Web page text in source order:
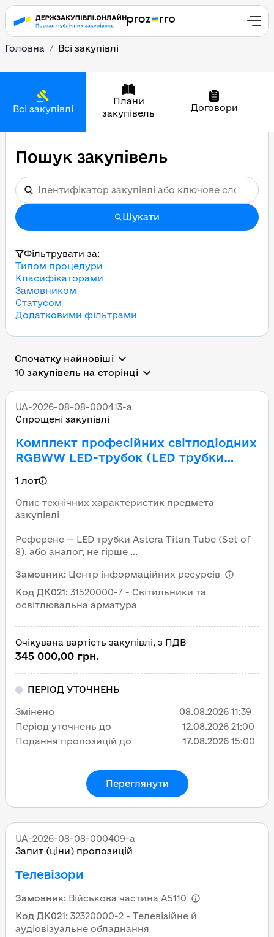
Головна Всі закупівлі
Всі закупівлі
Плани
закупівель
Договори
Пошук закупівель
Шукати
Фільтрувати за:
Типом процедури
Класифікаторами
Замовником
Статусом
Додатковими фільтрами
Всі державні тендери в
Спочатку найновіші
10 закупівель на сторінці
UA-2026-08-08-000413-a
Спрощені закупівлі
Комплект професійних світлодіодних
RGBWW LED-трубок (LED трубки
аналог)
1 лот
Опис технічних характеристик предмета
закупівлі
Референс — LED трубки Astera Titan Tube (Set of
8), або аналог, не гірше ...
Замовник: Центр інформаційних ресурсів
Код ДК021: 31520000-7 - Світильники та
освітлювальна арматура
Очікувана вартість закупівлі, з ПДВ
345 000,00 грн.
ПЕРІОД УТОЧНЕНЬ
Змінено 08.08.2026 11:39
Період уточнень до
12.08.2026 21:00
Подання пропозицій до
17.08.2026 15:00
Переглянути
UA-2026-08-08-000409-a
Запит (ціни) пропозицій
Телевізори
Замовник: Військова частина А5110
Код ДК021: 32320000-2 - Телевізійне й
аудіовізуальне обладнання